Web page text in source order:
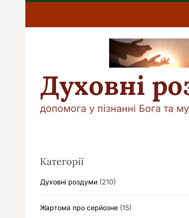
П
р
Духовні
допомога у пізнанні Бога та
Категорії
Духовні роздуми (210)
Жартома про серйозне (15)